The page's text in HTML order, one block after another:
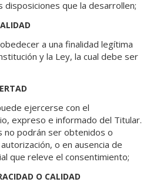
disposiciones que la desarrollen;
a una finalidad legítima
y la Ley, la cual debe ser
ejercerse con el
expreso e informado del Titular.
no podrán ser obtenidos o
o en ausencia de
que releve el consentimiento;
O CALIDAD